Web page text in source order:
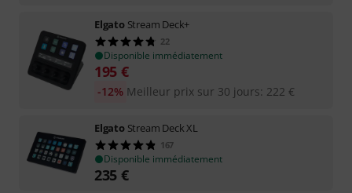
Elgato Stream Deck+
22
Disponible immédiatement
195 €
Meilleur prix sur 30 jours: 222 €
-12%
Elgato Stream Deck XL
167
Disponible immédiatement
235 €